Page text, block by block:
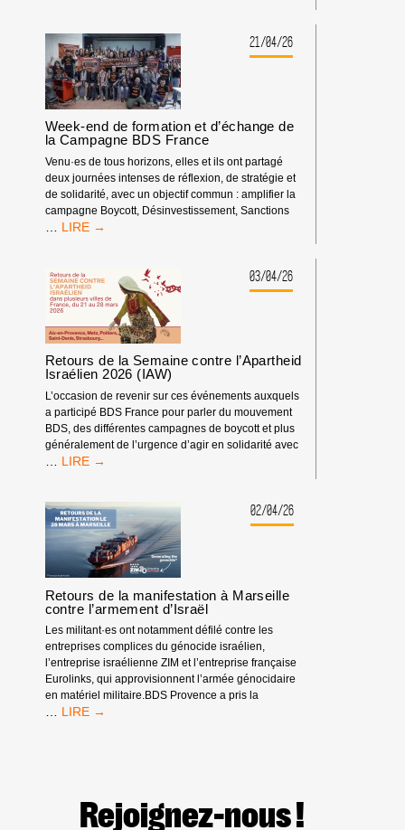
L’OCCASION
DES
RENCONTRES
PROVENCE
21/04/26
Week-end de formation et d’échange de
la Campagne BDS France
Venu·es de tous horizons, elles et ils ont partagé
deux journées intenses de réflexion, de stratégie et
de solidarité, avec un objectif commun : amplifier la
campagne Boycott, Désinvestissement, Sanctions
WEEK-
FORMATION
ET
D’ÉCHANGE
DE
LA
CAMPAGNE
BDS
FRANCE
03/04/26
Retours de la Semaine contre l’Apartheid
Israélien 2026 (IAW)
L’occasion de revenir sur ces événements auxquels
a participé BDS France pour parler du mouvement
BDS, des différentes campagnes de boycott et plus
généralement de l’urgence d’agir en solidarité avec
RETOURS
SEMAINE
CONTRE
L’APARTHEID
ISRAÉLIEN
2026
(IAW)
02/04/26
Retours de la manifestation à Marseille
contre l’armement d’Israël
Les militant·es ont notamment défilé contre les
entreprises complices du génocide israélien,
l’entreprise israélienne ZIM et l’entreprise française
Eurolinks, qui approvisionnent l’armée génocidaire
en matériel militaire.BDS Provence a pris la
RETOURS
CONTRE
L’ARMEMENT
Rejoignez-nous !